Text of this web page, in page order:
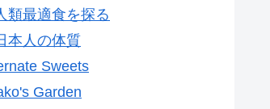
最適食を探る
本人の体質
Sweets
Garden